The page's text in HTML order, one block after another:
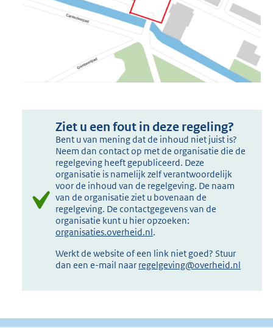
Ziet u een fout in deze regeling?
Bent u van mening dat de inhoud niet juist is?
Neem dan contact op met de organisatie die de
regelgeving heeft gepubliceerd. Deze
organisatie is namelijk zelf verantwoordelijk
voor de inhoud van de regelgeving. De naam
van de organisatie ziet u bovenaan de
regelgeving. De contactgegevens van de
organisatie kunt u hier opzoeken:
organisaties.overheid.nl.
Werkt de website of een link niet goed? Stuur
dan een e-mail naar regelgeving@overheid.nl